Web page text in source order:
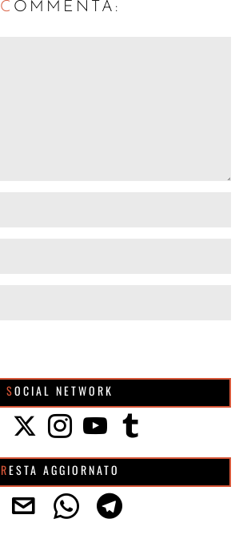
C OMMENTA:
SOCIAL NETWORK
RESTA AGGIORNATO